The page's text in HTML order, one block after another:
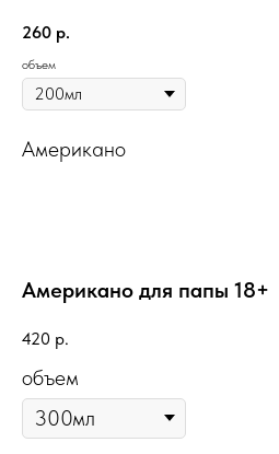
260 р.
объем
Американо
Американо для папы 18+
420 р.
объем